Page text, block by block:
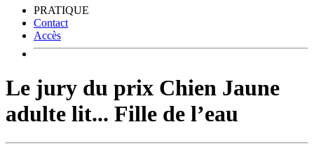
PRATIQUE
Contact
Accès
Le jury du prix Chien Jaune
adulte lit... Fille de l’eau